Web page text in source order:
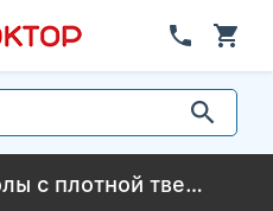
Инверсионные столы с плотной твердой спинкой